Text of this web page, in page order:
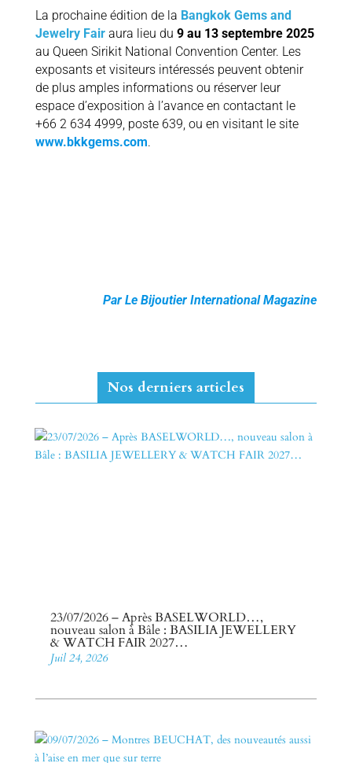
La prochaine édition de la Bangkok Gems and
Jewelry Fairaura lieu du 9 au 13 septembre 2025
au Queen Sirikit National Convention Center. Les
exposants et visiteurs intéressés peuvent obtenir
de plus amples informations ou réserver leur
espace d’exposition à l’avance en contactant le
+66 2 634 4999, poste 639, ou en visitant le site
www.bkkgems.com.
Par Le Bijoutier International Magazine
Nos derniers articles
23/07/2026 – Après BASELWORLD…,
nouveau salon à Bâle : BASILIA JEWELLERY
& WATCH FAIR 2027…
Juil 24, 2026